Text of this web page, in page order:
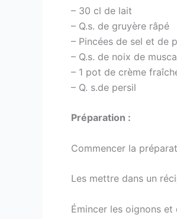
– 30 cl de lait
– Q.s. de gruyère râpé
– Pincées de sel et de
– Q.s. de noix de
– 1 pot de crème
– Q. s.de persil
Préparation :
Commencer la
Les mettre dans un
Émincer les oignons